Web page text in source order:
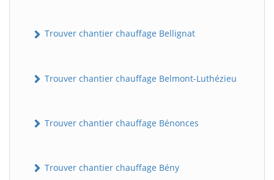
Trouver chantier chauffage Bellignat
Trouver chantier chauffage Belmont-Luthézieu
Trouver chantier chauffage Bénonces
Trouver chantier chauffage Bény